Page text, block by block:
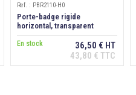
Ref. : PBR2110-H0
Porte-badge rigide
horizontal, transparent
En stock
36,50 € HT
43,80 € TTC
Ajouter au